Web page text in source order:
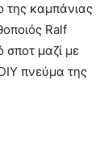
της καμπάνιας
Ralf
σποτ μαζί με
πνεύμα της